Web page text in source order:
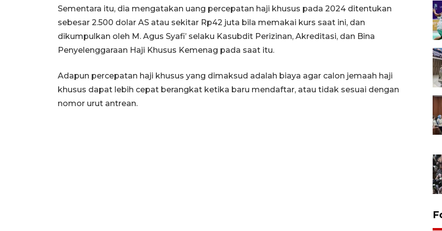
Sementara itu, dia mengatakan uang percepatan haji khusus pada 2024 ditentukan
sebesar 2.500 dolar AS atau sekitar Rp42 juta bila memakai kurs saat ini, dan
dikumpulkan oleh M. Agus Syafi’ selaku Kasubdit Perizinan, Akreditasi, dan Bina
Penyelenggaraan Haji Khusus Kemenag pada saat itu.
Adapun percepatan haji khusus yang dimaksud adalah biaya agar calon jemaah haji
khusus dapat lebih cepat berangkat ketika baru mendaftar, atau tidak sesuai dengan
nomor urut antrean.